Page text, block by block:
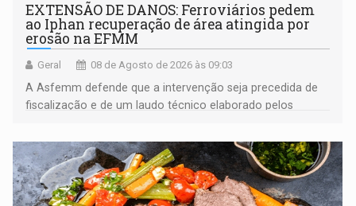
EXTENSÃO DE DANOS: Ferroviários pedem
ao Iphan recuperação de área atingida por
erosão na EFMM
Geral 08 de Agosto de 2026 às 09:03
A Asfemm defende que a intervenção seja precedida de
fiscalização e de um laudo técnico elaborado pelos